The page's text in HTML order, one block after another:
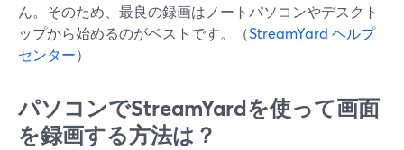
ん。そのため、最良の録画はノートパソコンやデスクト
ップから始めるのがベストです。（StreamYard ヘルプ
センター）
パソコンでStreamYardを使って画面
を録画する方法は？